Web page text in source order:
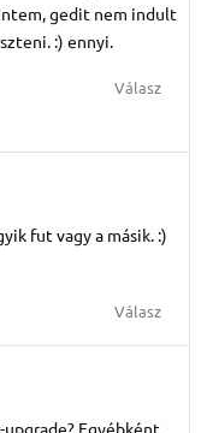
gedit nem indult
:) ennyi.
Válasz
fut vagy a másik. :)
Válasz
Egyébként